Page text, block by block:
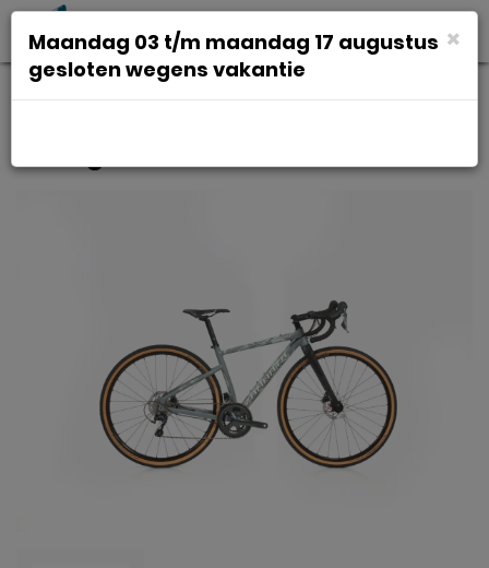
×
Maandag 03 t/m maandag 17 augustus
gesloten wegens vakantie